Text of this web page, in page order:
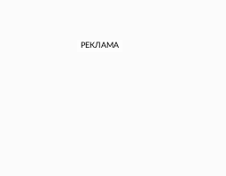
РЕКЛАМА